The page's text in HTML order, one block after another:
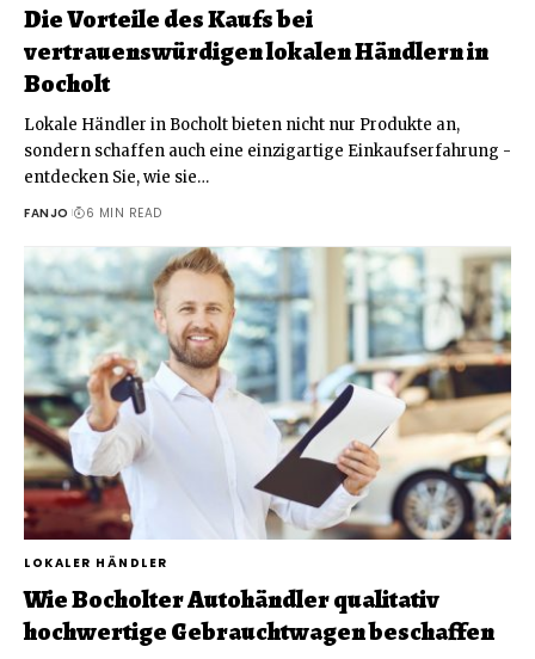
Die Vorteile des Kaufs bei
vertrauenswürdigen lokalen Händlern in
Bocholt
Lokale Händler in Bocholt bieten nicht nur Produkte an,
sondern schaffen auch eine einzigartige Einkaufserfahrung -
entdecken Sie, wie sie…
FANJO 6 MIN READ
LOKALER HÄNDLER
Wie Bocholter Autohändler qualitativ
hochwertige Gebrauchtwagen beschaffen